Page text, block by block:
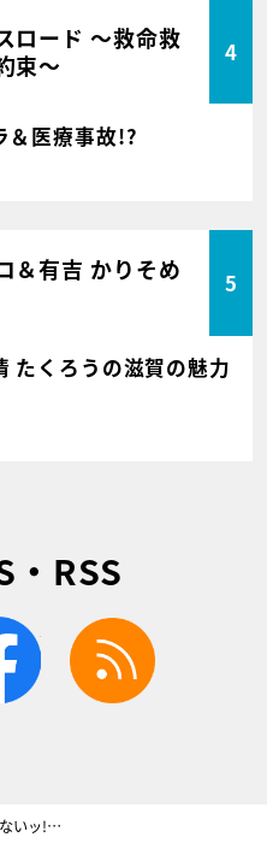
ロード ～救命救
束～
4
医療事故!?
＆有吉 かりそめ
5
たくろうの滋賀の魅力
・RSS
facebook
＜書けないッ!?＞妻・奈美（吉瀬美智子）、バンパイアもの小説を引き受けることになり悩む